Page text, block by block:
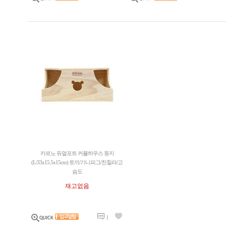
카르노 듀얼포트 커플하우스 둥지
(L/33x15.5x15cm) 토끼/기니피그/친칠라/고
슴도
재고없음
1